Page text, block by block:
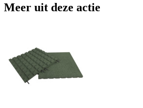
Meer uit deze actie